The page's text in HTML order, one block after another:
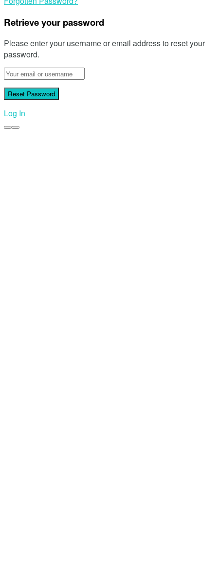
Retrieve your password
Please enter your username or email address to reset your
password.
Log In